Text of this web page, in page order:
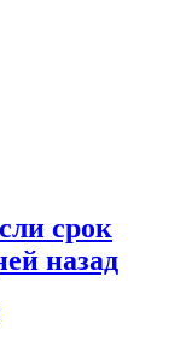
срок
назад